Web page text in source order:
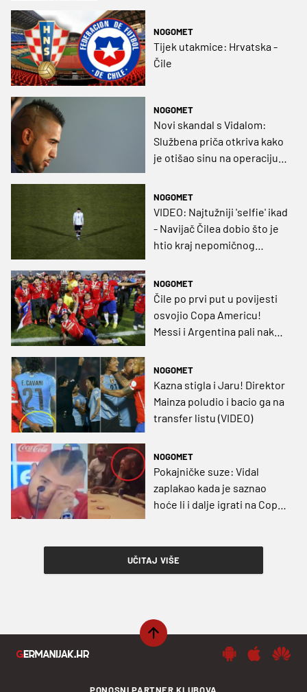
NOGOMET
Tijek utakmice: Hrvatska -
Čile
NOGOMET
Novi skandal s Vidalom:
Službena priča otkriva kako
je otišao sinu na operaciju,
NOGOMET
VIDEO: Najtužniji 'selfie' ikad
- Navijač Čilea dobio što je
htio kraj nepomičnog
NOGOMET
Čile po prvi put u povijesti
osvojio Copa Americu!
Messi i Argentina pali nakon
NOGOMET
Kazna stigla i Jaru! Direktor
Mainza poludio i bacio ga na
transfer listu (VIDEO)
NOGOMET
Pokajničke suze: Vidal
zaplakao kada je saznao
hoće li i dalje igrati na Copa
UČITAJ VIŠE